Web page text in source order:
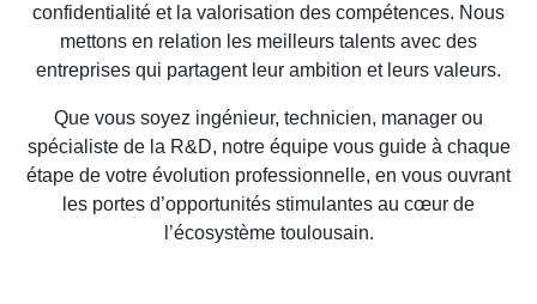
confidentialité et la valorisation des compétences. Nous
mettons en relation les meilleurs talents avec des
entreprises qui partagent leur ambition et leurs valeurs.
Que vous soyez ingénieur, technicien, manager ou
spécialiste de la R&D, notre équipe vous guide à chaque
étape de votre évolution professionnelle, en vous ouvrant
les portes d’opportunités stimulantes au cœur de
l’écosystème toulousain.